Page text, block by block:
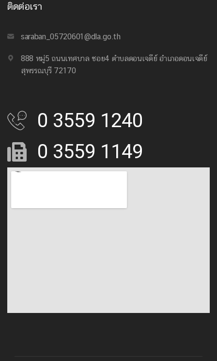
ติดต่อเรา
saraban_05720601@dla.go.th
888 หมู่5 ถนนเทศบาล ซอย4 ตำบลดอนเจดีย์ อำเภอดอนเจดีย์
สุพรรณบุรี 72170
0 3559 1240
0 3559 1149